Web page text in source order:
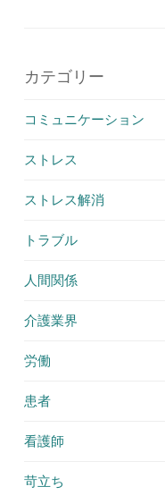
カテゴリー
コミュニケーション
ストレス
ストレス解消
トラブル
人間関係
介護業界
労働
患者
看護師
苛立ち